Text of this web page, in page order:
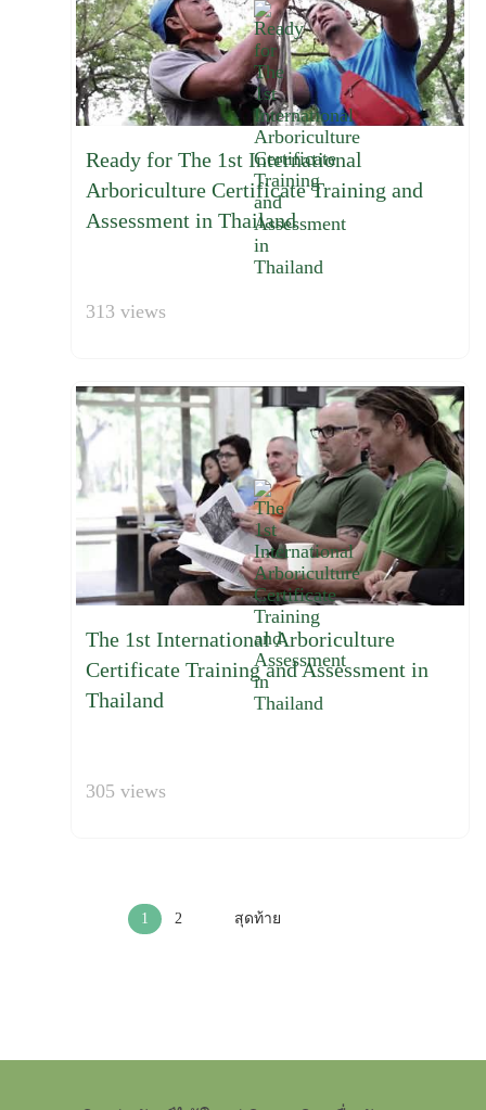
Ready for The 1st International
Arboriculture Certificate Training and
Assessment in Thailand
313 views
The 1st International Arboriculture
Certificate Training and Assessment in
Thailand
305 views
1 2 สุดท้าย